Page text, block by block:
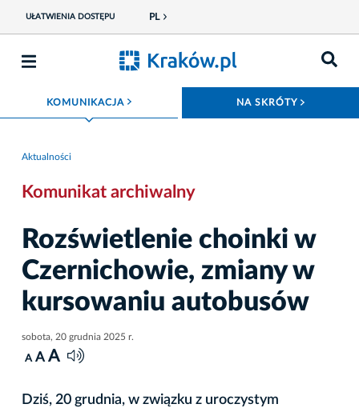
UŁATWIENIA DOSTĘPU PL
KOMUNIKACJA ROZWIŃ MENU NA SKRÓTY
Aktualności
Komunikat archiwalny
Rozświetlenie choinki w
Czernichowie, zmiany w
kursowaniu autobusów
sobota, 20 grudnia 2025 r.
A A A
Dziś, 20 grudnia, w związku z uroczystym